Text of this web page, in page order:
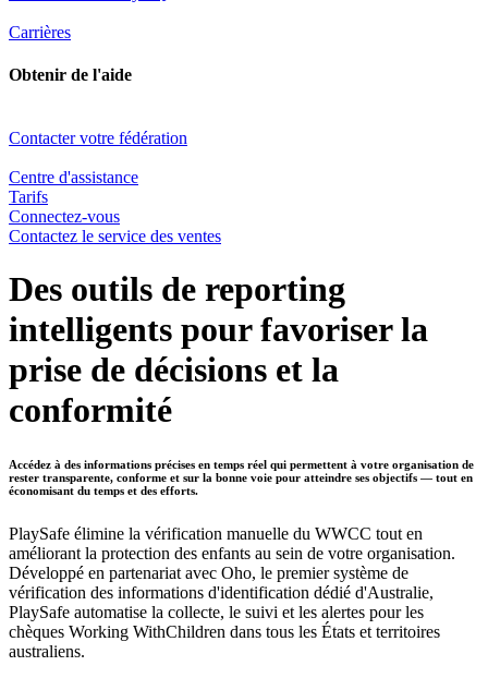
Carrières
Obtenir de l'aide
Contacter votre fédération
Centre d'assistance
Tarifs
Connectez-vous
Contactez le service des ventes
Des outils de reporting
intelligents pour favoriser la
prise de décisions et la
conformité
Accédez à des informations précises en temps réel qui permettent à votre organisation de
rester transparente, conforme et sur la bonne voie pour atteindre ses objectifs — tout en
économisant du temps et des efforts.
PlaySafe élimine la vérification manuelle du WWCC tout en
améliorant la protection des enfants au sein de votre organisation.
Développé en partenariat avec Oho, le premier système de
vérification des informations d'identification dédié d'Australie,
PlaySafe automatise la collecte, le suivi et les alertes pour les
chèques Working WithChildren dans tous les États et territoires
australiens.